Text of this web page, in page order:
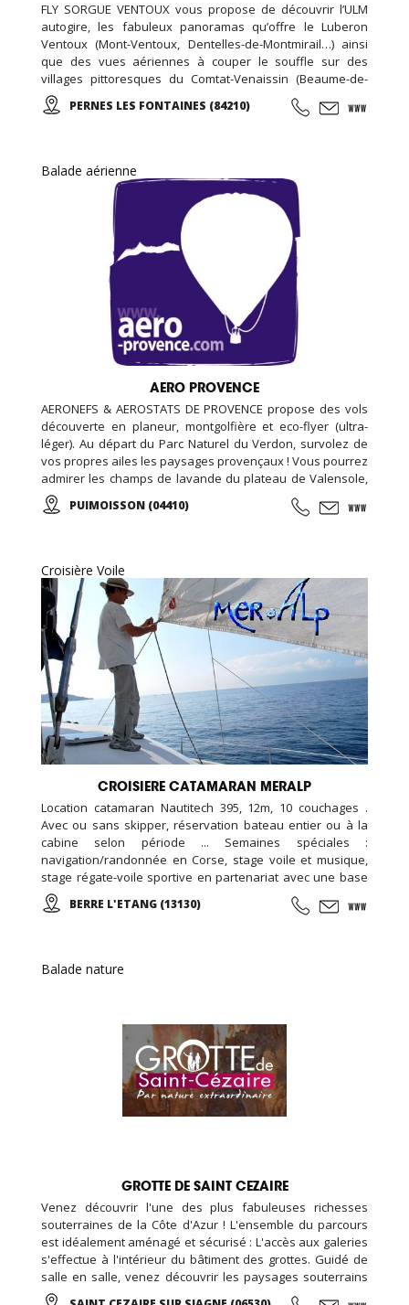
FLY SORGUE VENTOUX vous propose de découvrir l’ULM
autogire, les fabuleux panoramas qu’offre le Luberon
Ventoux (Mont-Ventoux, Dentelles-de-Montmirail…) ainsi
que des vues aériennes à couper le souffle sur des
villages pittoresques du Comtat-Venaissin (Beaume-de-
Venise, Le-Barroux, Bédoin, Crillon-le-Brave…), sur les
Monts-de-Vaucluse (Blauvac, Méthamis, Gordes, L’Isle sur
PERNES LES FONTAINES (84210)
Balade aérienne
AERO PROVENCE
AERONEFS & AEROSTATS DE PROVENCE propose des vols
découverte en planeur, montgolfière et eco-flyer (ultra-
léger). Au départ du Parc Naturel du Verdon, survolez de
vos propres ailes les paysages provençaux ! Vous pourrez
admirer les champs de lavande du plateau de Valensole,
le lac Sainte-Croix ou les gorges du Verdon tout en
apercevant les Alpes se dessiner à l’horizon… A tout âge,
PUIMOISSON (04410)
Croisière Voile
CROISIERE CATAMARAN MERALP
Location catamaran Nautitech 395, 12m, 10 couchages .
Avec ou sans skipper, réservation bateau entier ou à la
cabine selon période ... Semaines spéciales :
navigation/randonnée en Corse, stage voile et musique,
stage régate-voile sportive en partenariat avec une base
de voile... Croisières et sorties sur mesure pour les
groupes, familles, ados, congrès.
BERRE L'ETANG (13130)
Balade nature
GROTTE DE SAINT CEZAIRE
Venez découvrir l'une des plus fabuleuses richesses
souterraines de la Côte d'Azur ! L'ensemble du parcours
est idéalement aménagé et sécurisé : L'accès aux galeries
s'effectue à l'intérieur du bâtiment des grottes. Guidé de
salle en salle, venez découvrir les paysages souterrains
spectaculaires d'un univers grandiose, parfaitement mis